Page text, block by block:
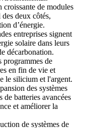
croissante de modules
deux côtés,
d’énergie.
entreprises signent
solaire dans leurs
décarbonation.
programmes de
en fin de vie et
le silicium et l'argent.
des systèmes
de batteries avancées
et améliorer la
de systèmes de